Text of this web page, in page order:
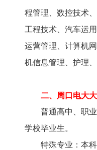
程管理、数控技术
工程技术、汽车运
运营管理、计算机
机信息管理、护理、
二、周口电大
普通高中、职业
学校毕业生。
特殊专业：本科